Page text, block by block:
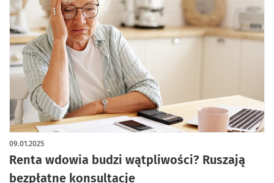
Renta wdowia budzi wątpliwości? Ruszają
bezpłatne konsultacje
09.01.2025
artykuł z galerią zdjęć